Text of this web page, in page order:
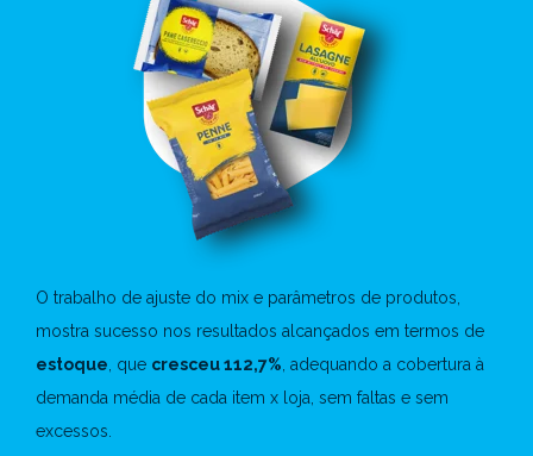
O trabalho de ajuste do mix e parâmetros de produtos,
mostra sucesso nos resultados alcançados em termos de
estoque , que cresceu 112,7% , adequando a cobertura à
demanda média de cada item x loja, sem faltas e sem
excessos.